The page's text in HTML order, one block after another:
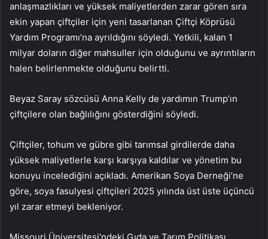
anlaşmazlıkları ve yüksek maliyetlerden zarar gören sıra
ekin yapan çiftçiler için yeni tasarlanan Çiftçi Köprüsü
Yardım Programı’na ayrıldığını söyledi. Yetkili, kalan 1
milyar doların diğer mahsuller için olduğunu ve ayrıntıların
halen belirlenmekte olduğunu belirtti.
Beyaz Saray sözcüsü Anna Kelly de yardımın Trump’ın
çiftçilere olan bağlılığını gösterdiğini söyledi.
Çiftçiler, tohum ve gübre gibi tarımsal girdilerde daha
yüksek maliyetlerle karşı karşıya kaldılar ve yönetim bu
konuyu incelediğini açıkladı. Amerikan Soya Derneği’ne
göre, soya fasulyesi çiftçileri 2025 yılında üst üste üçüncü
yıl zarar etmeyi bekleniyor.